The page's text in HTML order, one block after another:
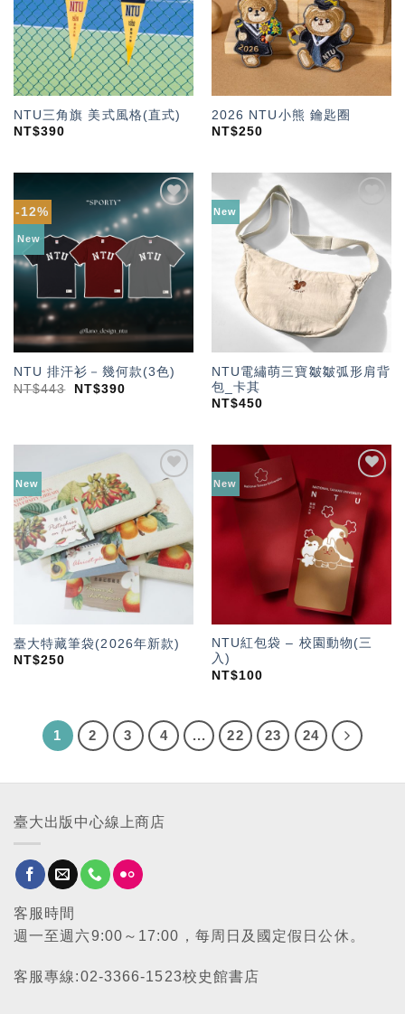
NTU三角旗 美式風格(直式)
NT$390
2026 NTU小熊 鑰匙圈
NT$250
-12%
New
望輕
單」
NTU 排汗衫－幾何款(3色)
NT$443 NT$390
New
「願
望輕
單」
NTU電繡萌三寶皺皺弧形肩背
包_卡其
NT$450
New
加入
「願
望輕
單」
臺大特藏筆袋(2026年新款)
NT$250
New
加入
「願
望輕
單」
NTU紅包袋 – 校園動物(三
入)
NT$100
1 2 3 4 ... 22 23 24
臺大出版中心線上商店
客服時間
週一至週六9:00～17:00，每周日及國定假日公休。
客服專線:02-3366-1523校史館書店